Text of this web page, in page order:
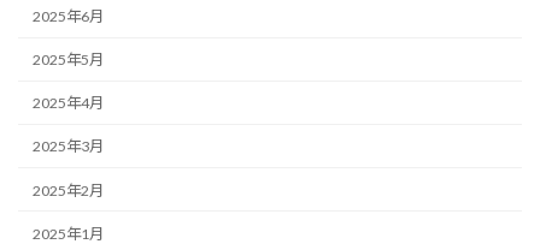
2025年6月
2025年5月
2025年4月
2025年3月
2025年2月
2025年1月